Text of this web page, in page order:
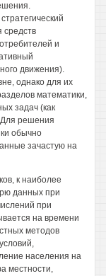
средств
и
движения).
однако для их
математики,
задач (как
Для решения
обычно
зачастую на
к наиболее
данных при
при
на времени
методов
населения на
местности,